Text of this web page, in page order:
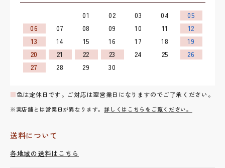
01 02 03 04
05
06
07 08 09 10 11
12
13
14 15 16 17 18
19
20
21 22 23 24 25
26
27
28 29 30
■色は定休日です。ご対応は翌営業日になりますのでご了承ください。
※実店舗とは営業日が異なります。 詳しくはこちらをご覧ください。
送料について
各地域の送料はこちら